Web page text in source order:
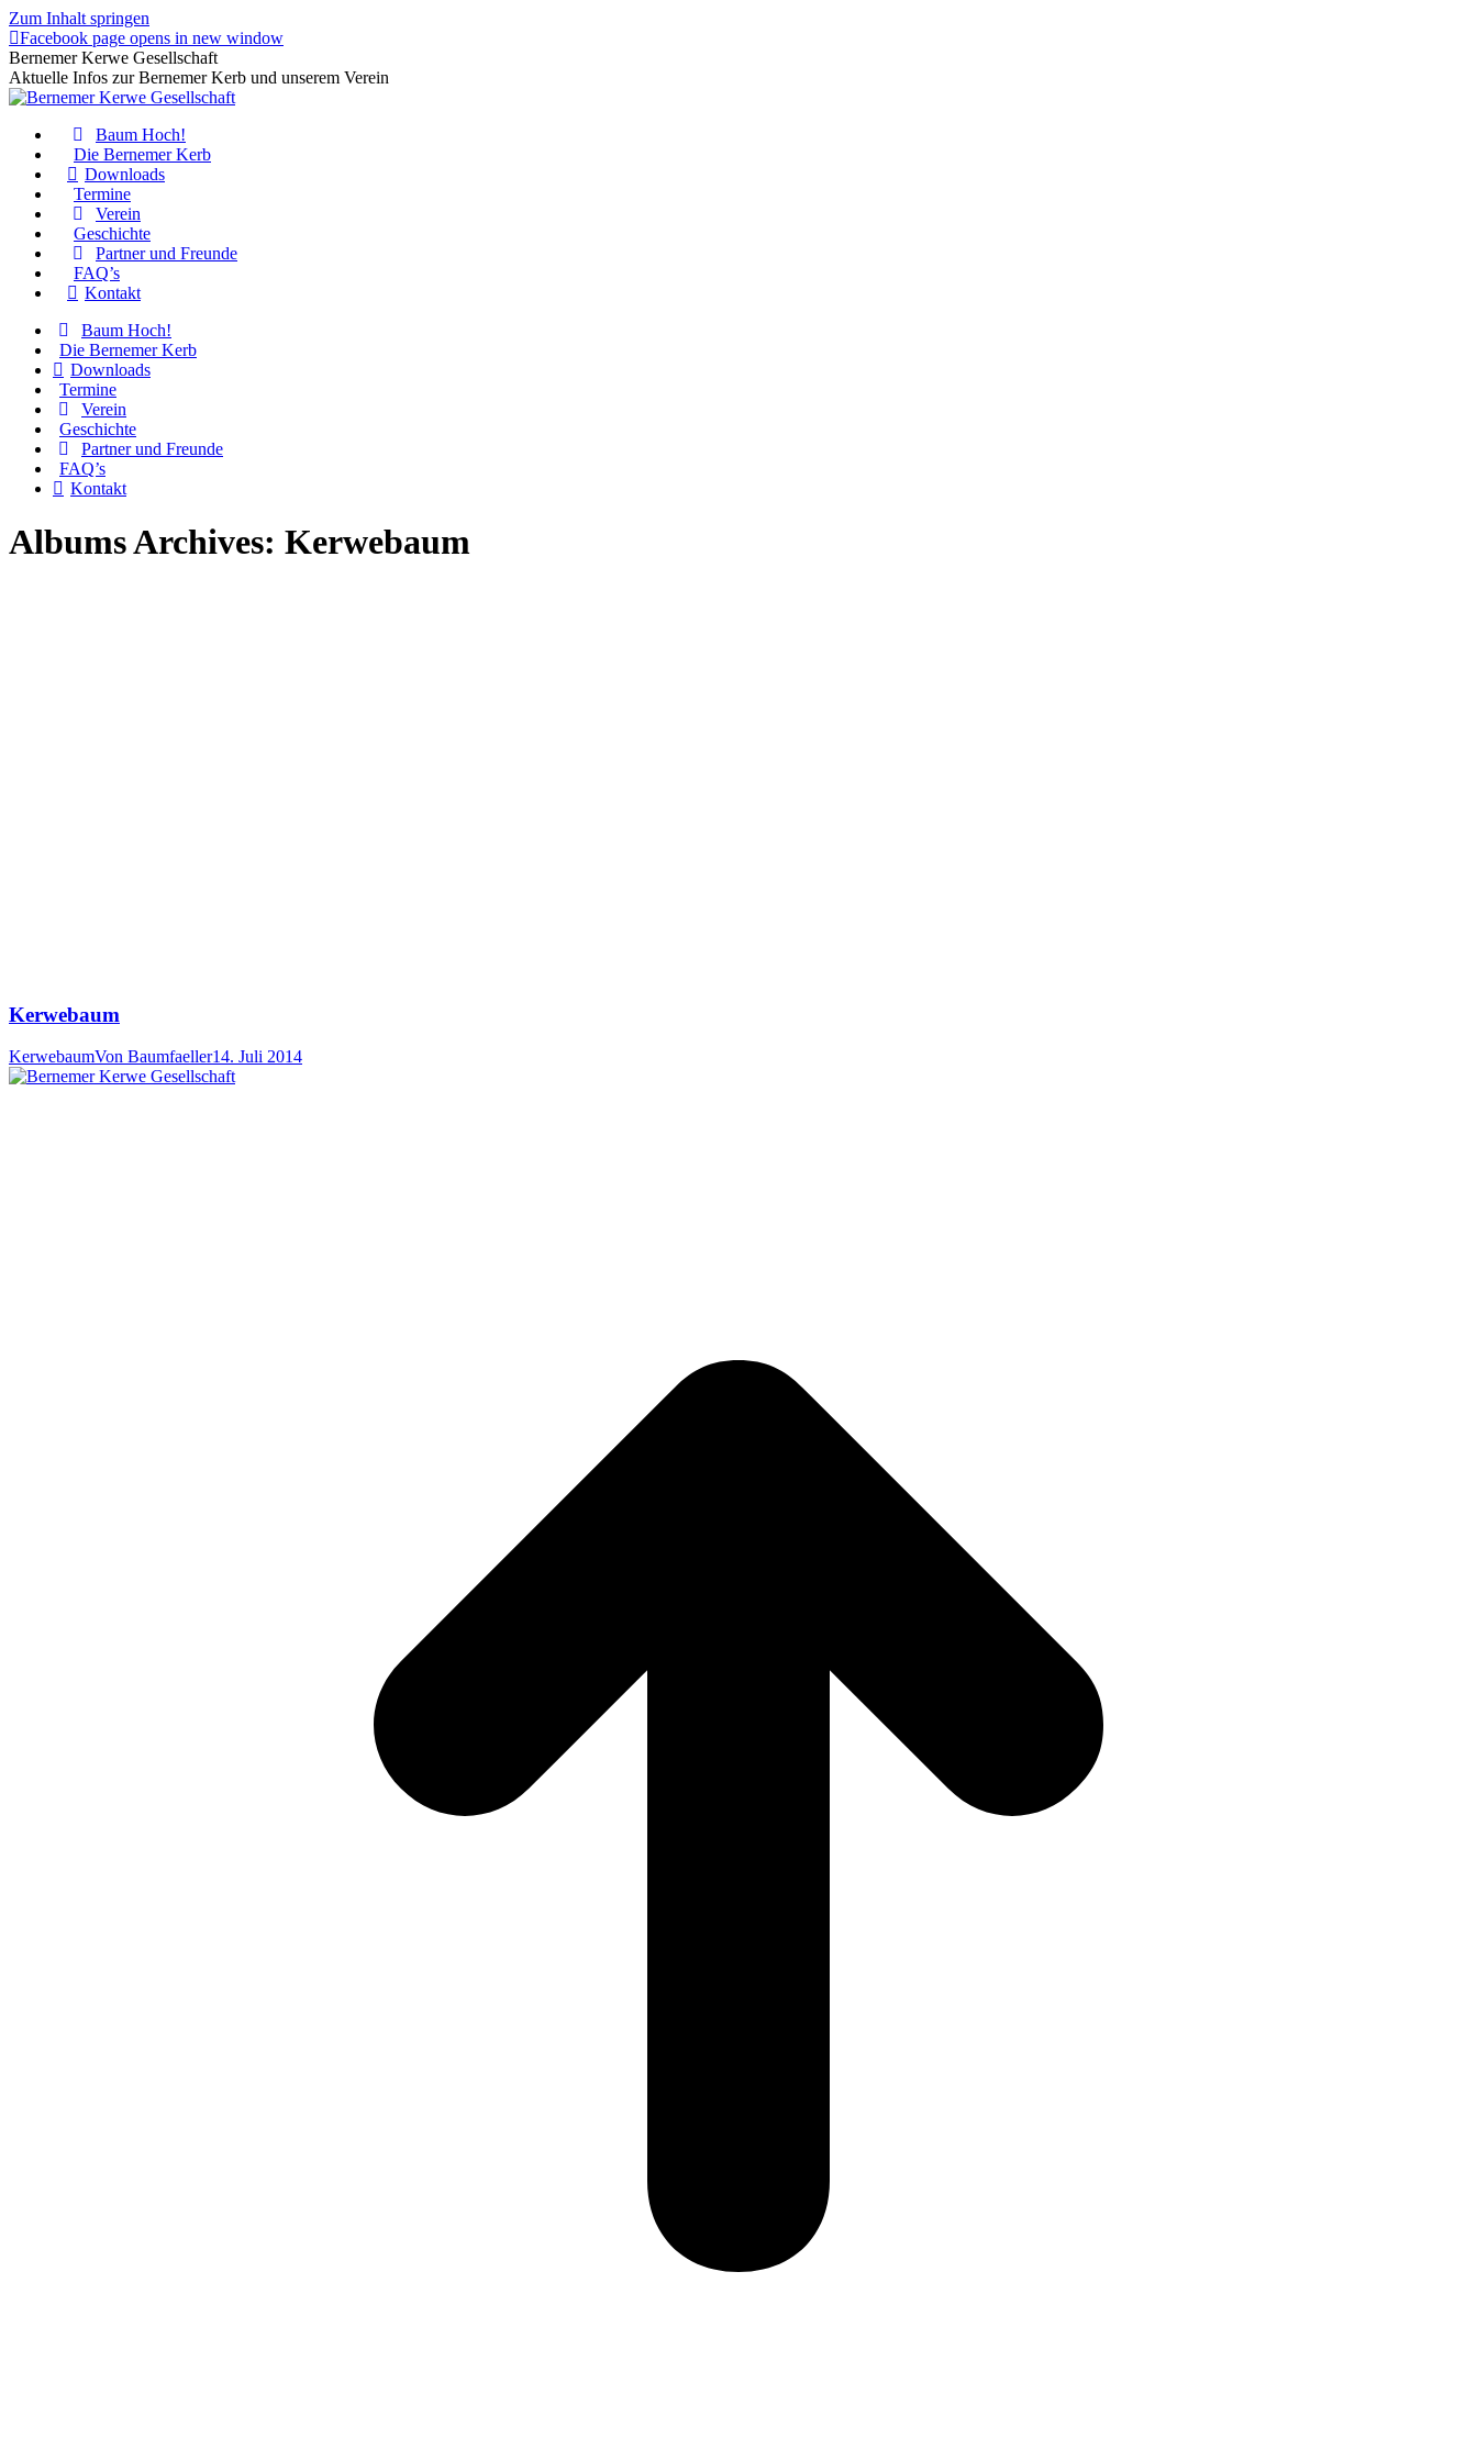
Zum Inhalt springen
Facebook page opens in new window
Bernemer Kerwe Gesellschaft
Aktuelle Infos zur Bernemer Kerb und unserem Verein
Baum Hoch!
Die Bernemer Kerb
Downloads
Termine
Verein
Geschichte
Partner und Freunde
FAQ’s
Kontakt
Baum Hoch!
Die Bernemer Kerb
Downloads
Termine
Verein
Geschichte
Partner und Freunde
FAQ’s
Kontakt
Albums Archives: Kerwebaum
Kerwebaum
KerwebaumVon Baumfaeller14. Juli 2014